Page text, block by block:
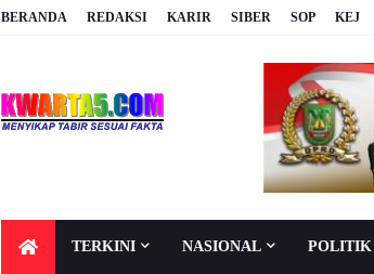
BERANDA REDAKSI KARIR SIBER SOP KEJ
TERKINI NASIONAL POLITIK